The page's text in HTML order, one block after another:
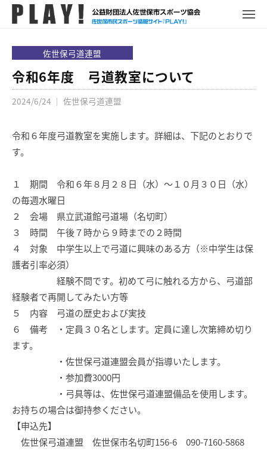
L
A
Y
!
世
市
ツ
情
サ
イ
ト
メ
佐世保弓道連盟
令和6年度 弓道教室について
2024/6/24 ｜ 佐世保弓道連盟
令和６年度弓道教室を実施します。詳細は、下記のとおりで
す。
１ 期間 令和６年８月２８日（水）～１０月３０日（水）
の毎週水曜日
２ 会場 県立武道館弓道場（名切町）
３ 時間 午後７時から９時までの２時間
４ 対象 中学生以上で弓道に興味のある方（※中学生は保
護者引率必須）
経験不問です。初めて弓に触れる方から、弓道部
経験者で再開してみたい方等
５ 内容 弓道の歴史および実技
６ 備考 ・定員３０名とします。定員に達し次第締め切り
ます。
・佐世保弓道連盟会員が指導いたします。
・参加費3000円
・弓具等は、佐世保弓道連盟備品を使用します。
お持ちの場合は御持参ください。
【申込先】
佐世保弓道連盟 佐世保市名切町156-6 090-7160-5868
P
L
Y
!
ュ
ー